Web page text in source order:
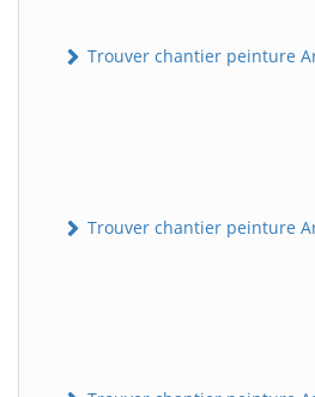
Trouver chantier peinture
Trouver chantier peinture